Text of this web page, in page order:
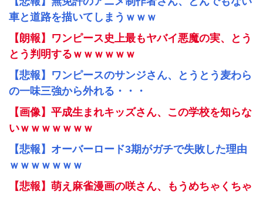
車と道路を描いてしまうｗｗｗ
【朗報】ワンピース史上最もヤバイ悪魔の実、とう
とう判明するｗｗｗｗｗｗ
【悲報】ワンピースのサンジさん、とうとう麦わら
の一味三強から外れる・・・
【画像】平成生まれキッズさん、この学校を知らな
いｗｗｗｗｗｗｗ
【悲報】オーバーロード3期がガチで失敗した理由
ｗｗｗｗｗｗｗ
【悲報】萌え麻雀漫画の咲さん、もうめちゃくちゃ